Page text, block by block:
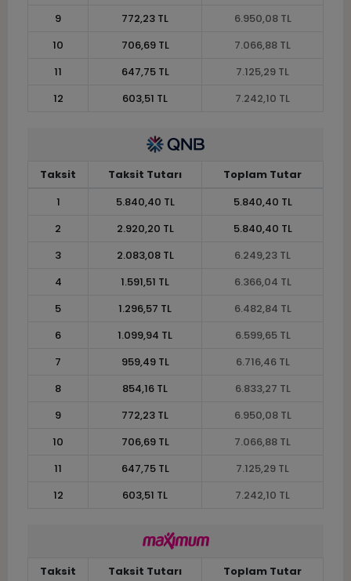
9
772,23 TL
6.950,08 TL
10
706,69 TL
7.066,88 TL
11
647,75 TL
7.125,29 TL
12
603,51 TL 7.242,10 TL
Taksit Taksit Tutarı
Toplam Tutar
1
5.840,40 TL
5.840,40 TL
2
2.920,20 TL
5.840,40 TL
3
2.083,08 TL
6.249,23 TL
4
1.591,51 TL
6.366,04 TL
5
1.296,57 TL
6.482,84 TL
6
1.099,94 TL
6.599,65 TL
7
959,49 TL
6.716,46 TL
8
854,16 TL
6.833,27 TL
9
772,23 TL
6.950,08 TL
10
706,69 TL
7.066,88 TL
11
647,75 TL
7.125,29 TL
12
603,51 TL 7.242,10 TL
Taksit Taksit Tutarı Toplam Tutar